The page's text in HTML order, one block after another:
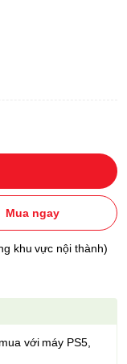
Mua ngay
khu vực nội thành)
với máy PS5,